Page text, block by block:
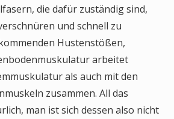
die dafür zuständig sind,
und schnell zu
Hustenstößen,
arbeitet
als auch mit den
zusammen. All das
man ist sich dessen also nicht